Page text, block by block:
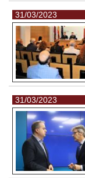
31/03/2023
31/03/2023